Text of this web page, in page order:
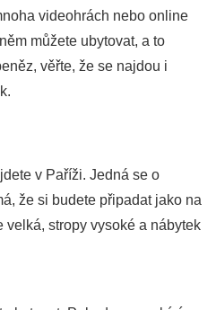
videohrách nebo online
můžete ubytovat, a to
věřte, že se najdou i
v Paříži. Jedná se o
že si budete připadat jako na
velká, stropy vysoké a nábytek